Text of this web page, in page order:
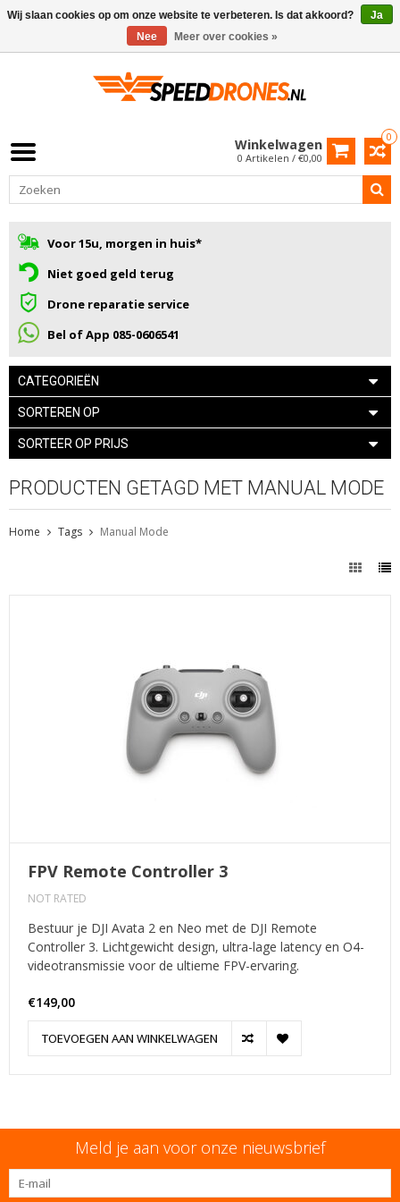
0
Winkelwagen
0 Artikelen / €0,00
Voor 15u, morgen in huis*
Niet goed geld terug
Drone reparatie service
Bel of App 085-0606541
CATEGORIEËN
SORTEREN OP
SORTEER OP PRIJS
PRODUCTEN GETAGD MET MANUAL MODE
Home Tags Manual Mode
FPV Remote Controller 3
NOT RATED
Bestuur je DJI Avata 2 en Neo met de DJI Remote
Controller 3. Lichtgewicht design, ultra-lage latency en O4-
videotransmissie voor de ultieme FPV-ervaring.
€149,00
TOEVOEGEN AAN WINKELWAGEN
Meld je aan voor onze nieuwsbrief
Wij slaan cookies op om onze website te verbeteren. Is dat akkoord?
Ja
Nee
Meer over cookies »